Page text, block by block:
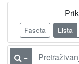
Faseta Lista
+